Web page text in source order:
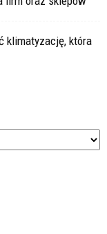
klimatyzację, która